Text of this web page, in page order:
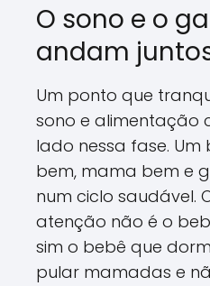
O sono e o
andam
Um ponto que
sono e alimentação
lado nessa fase.
bem, mama bem e
num ciclo saudável.
atenção não é o
sim o bebê que
pular mamadas e